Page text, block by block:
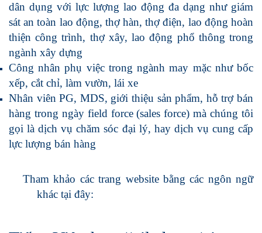
dân dụng với lực lượng lao động đa dạng như giám
sát an toàn lao động, thợ hàn, thợ điện, lao động hoàn
thiện công trình, thợ xây, lao động phổ thông trong
ngành xây dựng
Công nhân phụ việc trong ngành may mặc như bốc
xếp, cắt chỉ, làm vườn, lái xe
Nhân viên PG, MDS, giới thiệu sản phẩm, hỗ trợ bán
hàng trong ngày field force (sales force) mà chúng tôi
gọi là dịch vụ chăm sóc đại lý, hay dịch vụ cung cấp
lực lượng bán hàng
Tham khảo các trang website bằng các ngôn ngữ
khác tại đây: